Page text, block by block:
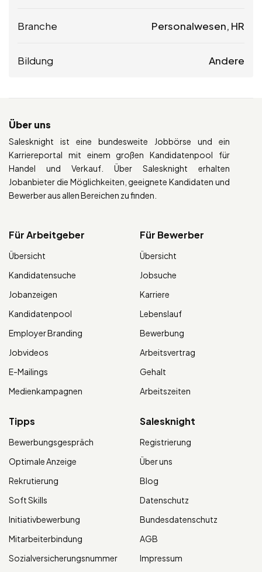
Branche Personalwesen, HR
Bildung Andere
Über uns
Salesknight ist eine bundesweite Jobbörse und ein
Karriereportal mit einem großen Kandidatenpool für
Handel und Verkauf. Über Salesknight erhalten
Jobanbieter die Möglichkeiten, geeignete Kandidaten und
Bewerber aus allen Bereichen zu finden.
Für Arbeitgeber
Übersicht
Kandidatensuche
Jobanzeigen
Kandidatenpool
Employer Branding
Jobvideos
E-Mailings
Medienkampagnen
Für Bewerber
Übersicht
Jobsuche
Karriere
Lebenslauf
Bewerbung
Arbeitsvertrag
Gehalt
Arbeitszeiten
Tipps
Bewerbungsgespräch
Optimale Anzeige
Rekrutierung
Soft Skills
Initiativbewerbung
Mitarbeiterbindung
Sozialversicherungsnummer
Salesknight
Registrierung
Über uns
Blog
Datenschutz
Bundesdatenschutz
AGB
Impressum